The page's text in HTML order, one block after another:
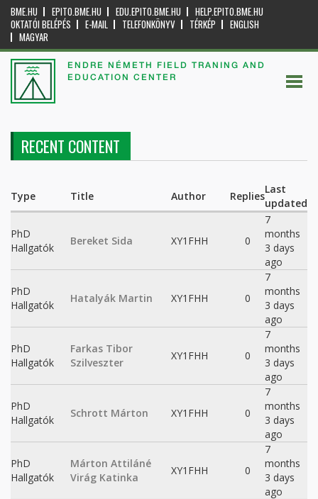
BME.HU EPITO.BME.HU EDU.EPITO.BME.HU
HELP.EPITO.BME.HU
OKTATÓI BELÉPÉS
E-MAIL TELEFONKÖNYV TÉRKÉP
ENGLISH
MAGYAR
ENDRE NÉMETH FIELD TRANING AND
EDUCATION CENTER
RECENT CONTENT
Type Title Author Replies
Last
updated
PhD
Hallgatók
Bereket Sida XY1FHH 0
7
months
3 days
ago
PhD
Hallgatók
Hatalyák Martin XY1FHH 0
7
months
3 days
ago
PhD
Hallgatók
Farkas Tibor
Szilveszter
XY1FHH 0
7
months
3 days
ago
PhD
Hallgatók
Schrott Márton XY1FHH 0
7
months
3 days
ago
PhD
Hallgatók
Márton Attiláné
Virág Katinka
XY1FHH 0
7
months
3 days
ago